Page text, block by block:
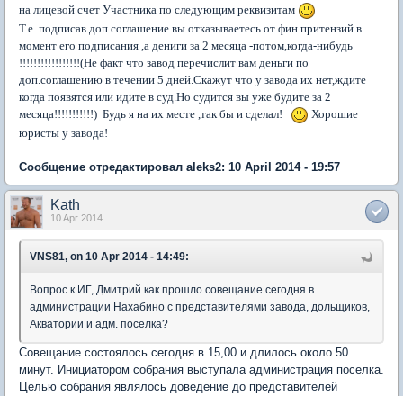
на лицевой счет Участника по следующим реквизитам
Т.е. подписав доп.соглашение вы отказываетесь от фин.притензий в
момент его подписания ,а дениги за 2 месяца -потом,когда-нибудь
!!!!!!!!!!!!!!!!!(Не факт что завод перечислит вам деньги по
доп.соглашению в течении 5 дней.Скажут что у завода их нет,ждите
когда появятся или идите в суд.Но судится вы уже будите за 2
месяца!!!!!!!!!!!) Будь я на их месте ,так бы и сделал!
Хорошие
юристы у завода!
Сообщение отредактировал aleks2: 10 April 2014 - 19:57
Kath
10 Apr 2014
VNS81, on 10 Apr 2014 - 14:49:
Вопрос к ИГ, Дмитрий как прошло совещание сегодня в
администрации Нахабино с представителями завода, дольщиков,
Акватории и адм. поселка?
Совещание состоялось сегодня в 15,00 и длилось около 50
минут. Инициатором собрания выступала администрация поселка.
Целью собрания являлось доведение до представителей